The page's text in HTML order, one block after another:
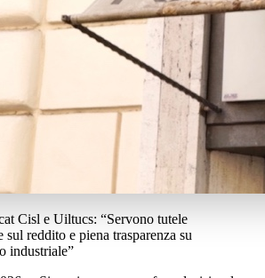
Cisl e Uiltucs: “Servono tutele
sul reddito e piena trasparenza su
industriale”